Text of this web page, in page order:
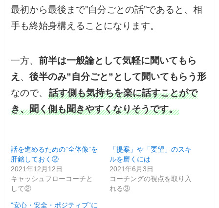
最初から最後まで”自分ごとの話”であると、相
手も終始身構えることになります。
一方、前半は一般論として気軽に聞いてもら
え 、後半のみ”自分ごと”として聞いてもらう形
なので、話す側も気持ちを楽に話すことがで
き、聞く側も聞きやすくなりそうです。
話を進めるための”全体像”を
肝銘しておく②
2021年12月12日
キャッシュフローコーチと
して②
「提案」や「要望」のスキ
ルを磨くには
2021年6月3日
コーチングの視点を取り入
れる③
”安心・安全・ポジティブ”に